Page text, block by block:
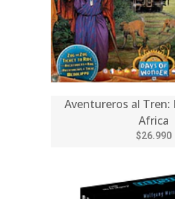
Aventureros al Tren:
Africa
$26.990